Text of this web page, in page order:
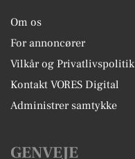
Om os
For annoncører
Vilkår og Privatlivspolitik
Kontakt VORES Digital
Administrer samtykke
GENVEJE